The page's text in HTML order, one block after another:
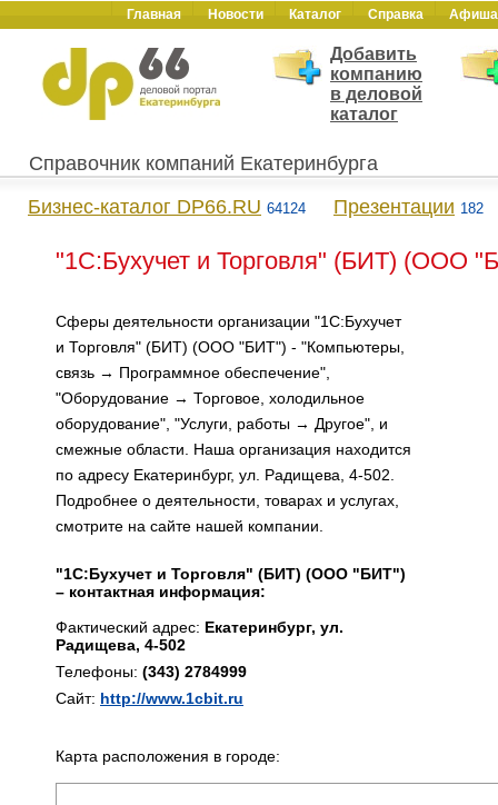
Главная Новости Каталог Справка Афиша
Добавить
компанию
в деловой
каталог
Справочник компаний Екатеринбурга
Бизнес-каталог DP66.RU 64124 Презентации 182
"1С:Бухучет и Торговля" (БИТ) (ООО
Сферы деятельности организации "1С:Бухучет
и Торговля" (БИТ) (ООО "БИТ") - "Компьютеры,
связь → Программное обеспечение",
"Оборудование → Торговое, холодильное
оборудование", "Услуги, работы → Другое", и
смежные области. Наша организация находится
по адресу Екатеринбург, ул. Радищева, 4-502.
Подробнее о деятельности, товарах и услугах,
смотрите на сайте нашей компании.
"1С:Бухучет и Торговля" (БИТ) (ООО "БИТ")
– контактная информация:
Фактический адрес: Екатеринбург, ул.
Радищева, 4-502
Телефоны: (343) 2784999
Сайт: http://www.1cbit.ru
Карта расположения в городе: